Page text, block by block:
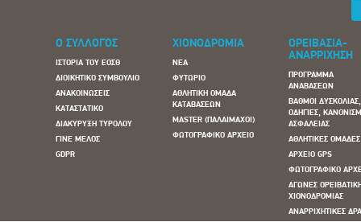
Ο ΣΥΛΛΟΓΟΣ
ΙΣΤΟΡΙΑ ΤΟΥ ΕΟΣΘ
ΔΙΟΙΚΗΤΙΚΟ ΣΥΜΒΟΥΛΙΟ
ΑΝΑΚΟΙΝΩΣΕΙΣ
ΚΑΤΑΣΤΑΤΙΚΟ
ΔΙΑΚΥΡΥΞΗ ΤΥΡΟΛΟΥ
ΓΙΝΕ ΜΕΛΟΣ
GDPR
ΧΙΟΝΟΔΡΟΜΙΑ
ΝΕΑ
ΦΥΤΩΡΙΟ
ΑΘΛΗΤΙΚΗ ΟΜΑΔΑ
ΚΑΤΑΒΑΣΕΩΝ
MASTER (ΠΑΛΑΙΜΑΧΟΙ)
ΦΩΤΟΓΡΑΦΙΚΟ ΑΡΧΕΙΟ
ΟΡΕΙΒΑΣΙΑ-
ΑΝΑΡΡΙΧΗΣΗ
ΠΡΟΓΡΑΜΜΑ
ΑΝΑΒΑΣΕΩΝ
ΒΑΘΜΟΙ ΔΥΣΚΟΛΙΑΣ,
ΟΔΗΓΙΕΣ,
ΑΣΦΑΛΕΙΑΣ
ΑΘΛΗΤΙΚΕΣ ΟΜΑΔΕΣ
ΑΡΧΕΙΟ GPS
ΦΩΤΟΓΡΑΦΙΚΟ
ΑΓΩΝΕΣ
ΧΙΟΝΟΔΡΟΜΙΑΣ
ΑΝΑΡΡΙΧΗΤΙΚΕΣ